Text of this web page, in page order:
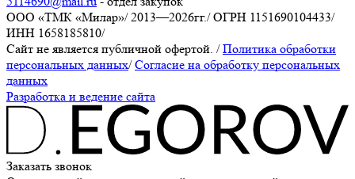
ООО «ТМК «Милар»/ 2013—2026гг./ОГРН 1151690104433/
ИНН 1658185810/
Сайт не является публичной офертой. / Политика обработки
персональных данных/ Согласие на обработку персональных
данных
Разработка и ведение сайта
Заказать звонок